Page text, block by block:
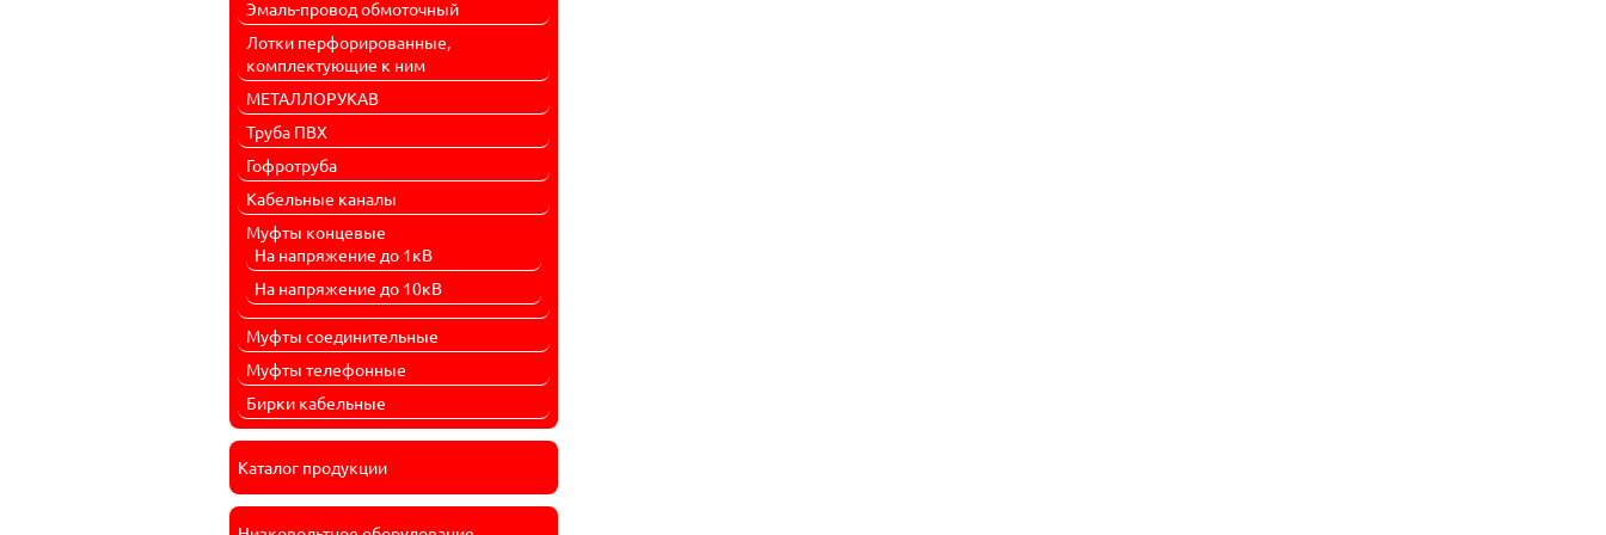
Эмаль-провод обмоточный
Лотки перфорированные,
комплектующие к ним
МЕТАЛЛОРУКАВ
Труба ПВХ
Гофротруба
Кабельные каналы
Муфты концевые
На напряжение до 1кВ
На напряжение до 10кВ
Муфты соединительные
Муфты телефонные
Бирки кабельные
Каталог продукции